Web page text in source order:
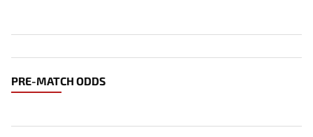
PRE-MATCH ODDS